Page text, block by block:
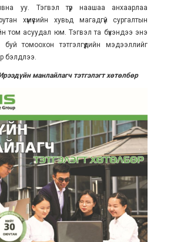
уу. Тэгвэл түр наашаа анхаарлаа
хүмүүсийн хувьд магадгүй сургалтын
том асуудал юм. Тэгвэл та бүхэндээ энэ
томоохон тэтгэлгүүдийн мэдээллийг
бэлдлээ.
манлайлагч тэтгэлэгт хөтөлбөр